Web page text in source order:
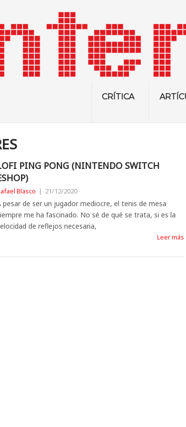
CRÍTICA
PING PONG (NINTENDO SWITCH
Blasco | 21/12/2020
pesar de ser un jugador mediocre, el tenis de mesa
me ha fascinado. No sé de qué se trata, si es la
de reflejos necesaria,
Leer más